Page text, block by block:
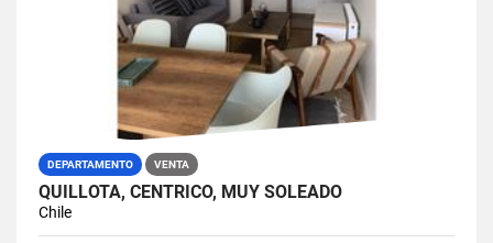
DEPARTAMENTO VENTA
QUILLOTA, CENTRICO, MUY SOLEADO
Chile